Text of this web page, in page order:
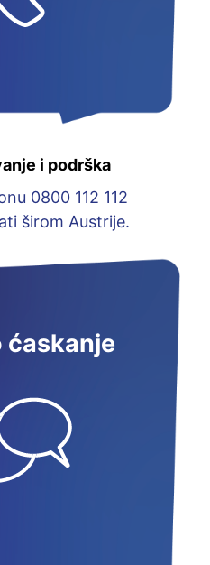
i podrška
0800 112 112
širom Austrije.
ćaskanje